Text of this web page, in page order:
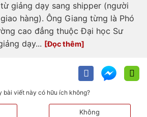
từ giảng dạy sang shipper (người
giao hàng). Ông Giang từng là Phó
cao đẳng thuộc Đại học Sư
dạy...
bài viết này có hữu ích không?
Không